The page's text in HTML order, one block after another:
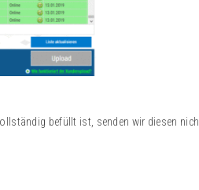
befüllt ist, senden wir diesen